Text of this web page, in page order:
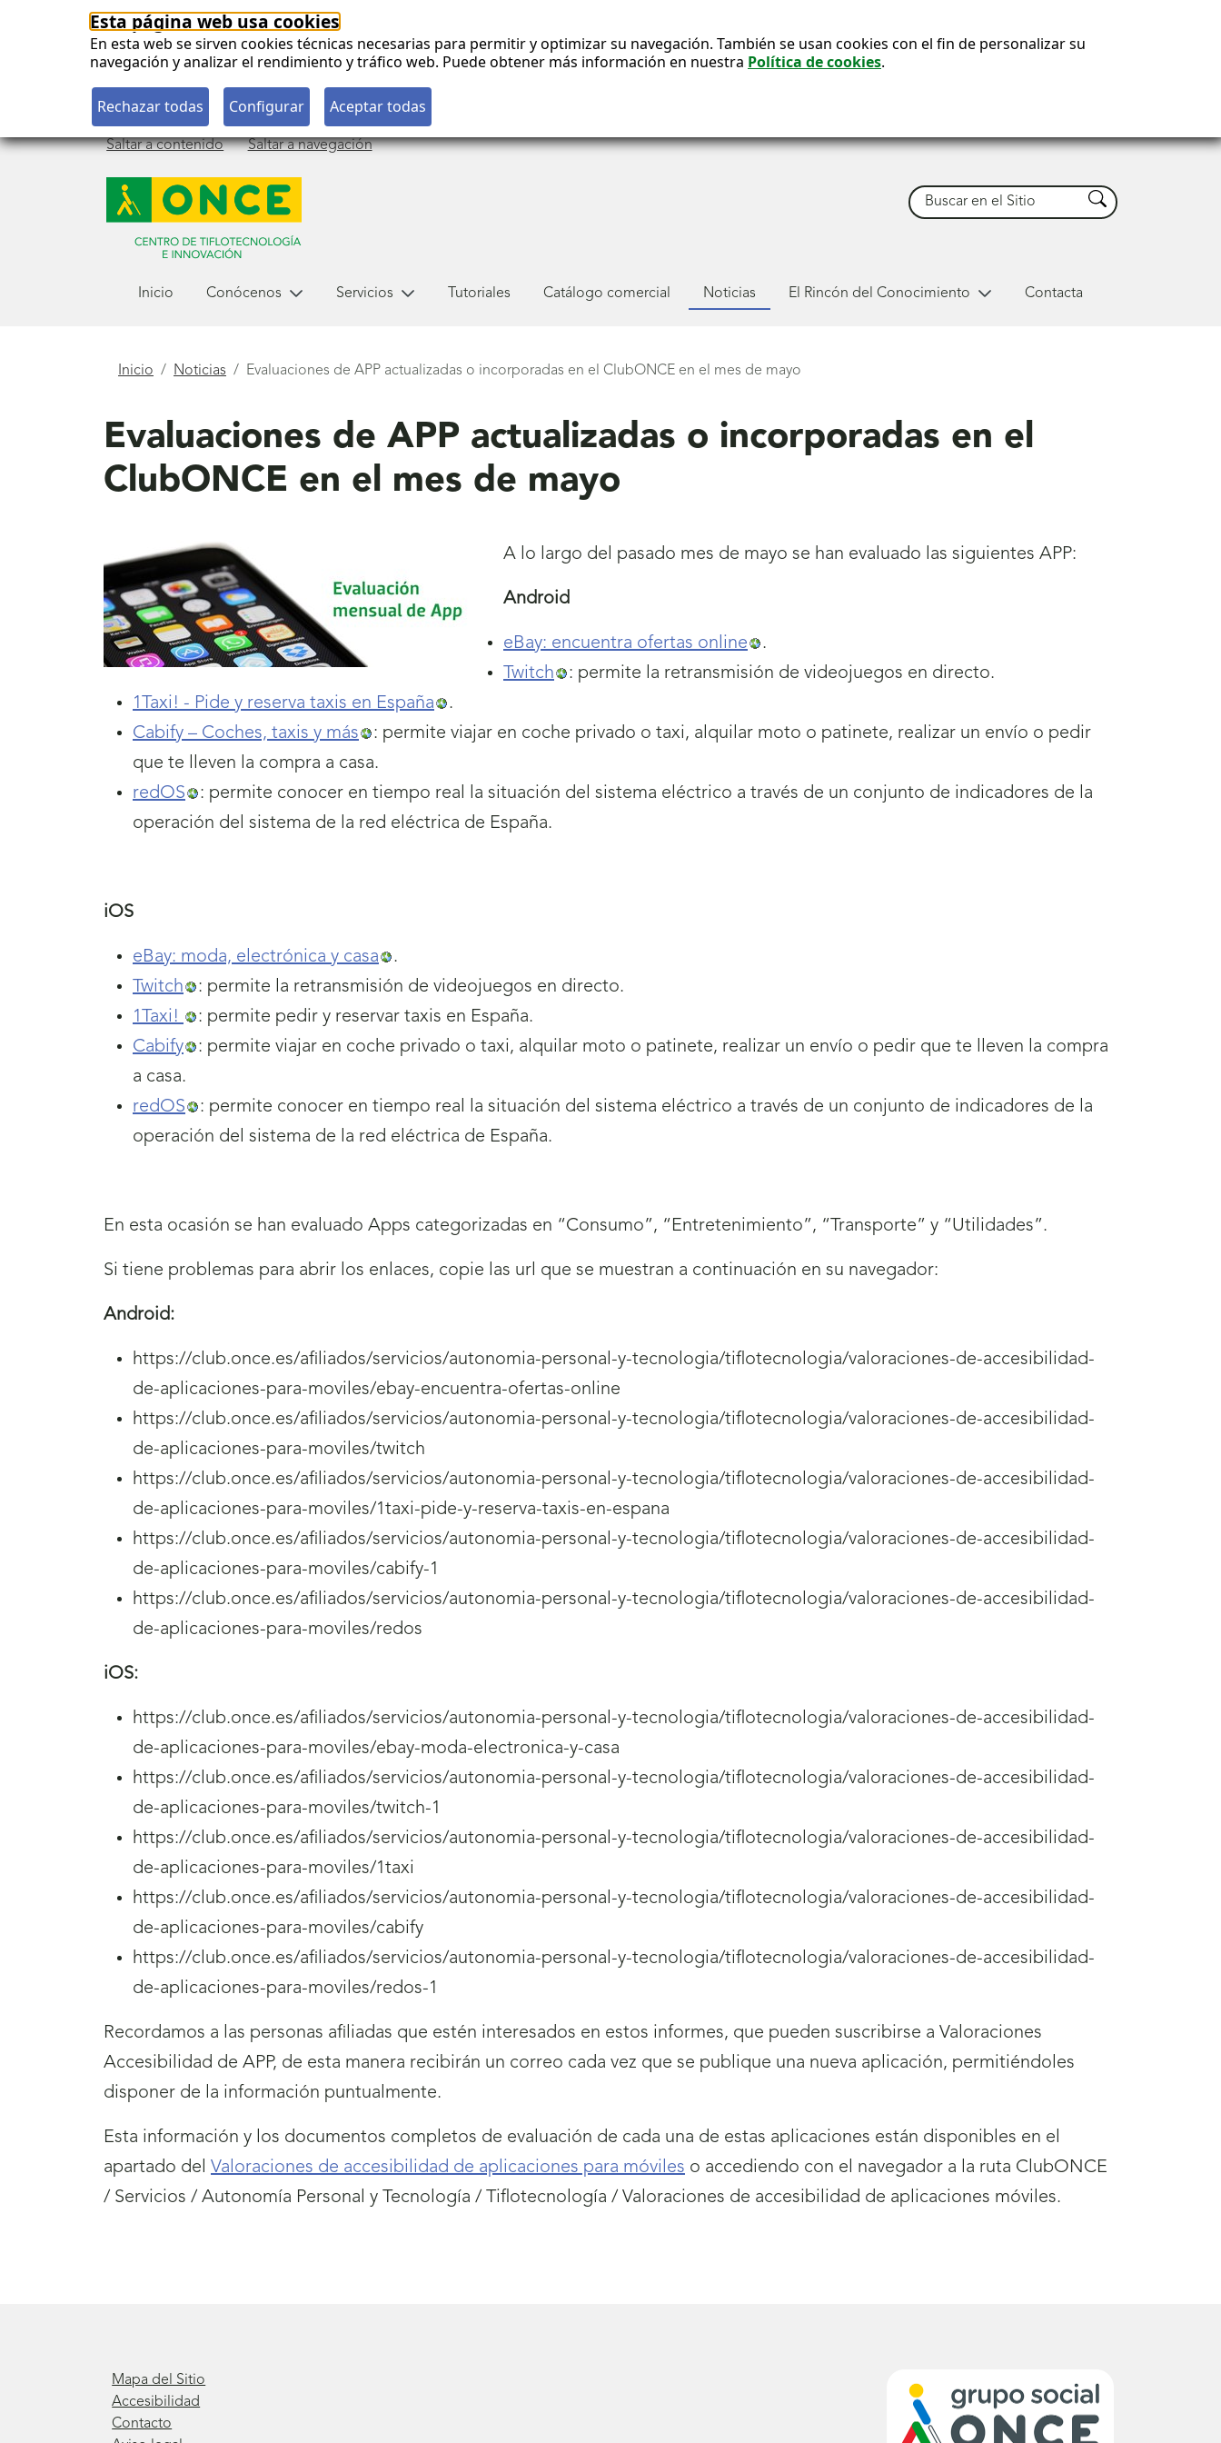
Esta página web usa cookies
En esta web se sirven cookies técnicas necesarias para permitir y optimizar su navegación. También se usan cookies con el fin de personalizar su
navegación y analizar el rendimiento y tráfico web. Puede obtener más información en nuestra Política de cookies.
Saltar a contenido Saltar a navegación
Buscar Buscar
Inicio Conócenos Servicios Tutoriales Catálogo comercial Noticias El Rincón del Conocimiento Contacta
Está
Inicio Noticias Evaluaciones de APP actualizadas o incorporadas en el ClubONCE en el mes de mayo
Evaluaciones de APP actualizadas o incorporadas en el
ClubONCE en el mes de mayo
A lo largo del pasado mes de mayo se han evaluado las siguientes APP:
Android
eBay: encuentra ofertas online
.
Twitch
: permite la retransmisión de videojuegos en directo.
1Taxi! - Pide y reserva taxis en España
.
Cabify – Coches, taxis y más
: permite viajar en coche privado o taxi, alquilar moto o patinete, realizar un envío o pedir
que te lleven la compra a casa.
redOS
: permite conocer en tiempo real la situación del sistema eléctrico a través de un conjunto de indicadores de la
operación del sistema de la red eléctrica de España.
iOS
eBay: moda, electrónica y casa
.
Twitch
: permite la retransmisión de videojuegos en directo.
1Taxi!
: permite pedir y reservar taxis en España.
Cabify
: permite viajar en coche privado o taxi, alquilar moto o patinete, realizar un envío o pedir que te lleven la compra
a casa.
redOS
: permite conocer en tiempo real la situación del sistema eléctrico a través de un conjunto de indicadores de la
operación del sistema de la red eléctrica de España.
En esta ocasión se han evaluado Apps categorizadas en “Consumo”, “Entretenimiento”, “Transporte” y “Utilidades”.
Si tiene problemas para abrir los enlaces, copie las url que se muestran a continuación en su navegador:
Android:
https://club.once.es/afiliados/servicios/autonomia-personal-y-tecnologia/tiflotecnologia/valoraciones-de-accesibilidad-
de-aplicaciones-para-moviles/ebay-encuentra-ofertas-online
https://club.once.es/afiliados/servicios/autonomia-personal-y-tecnologia/tiflotecnologia/valoraciones-de-accesibilidad-
de-aplicaciones-para-moviles/twitch
https://club.once.es/afiliados/servicios/autonomia-personal-y-tecnologia/tiflotecnologia/valoraciones-de-accesibilidad-
de-aplicaciones-para-moviles/1taxi-pide-y-reserva-taxis-en-espana
https://club.once.es/afiliados/servicios/autonomia-personal-y-tecnologia/tiflotecnologia/valoraciones-de-accesibilidad-
de-aplicaciones-para-moviles/cabify-1
https://club.once.es/afiliados/servicios/autonomia-personal-y-tecnologia/tiflotecnologia/valoraciones-de-accesibilidad-
de-aplicaciones-para-moviles/redos
iOS:
https://club.once.es/afiliados/servicios/autonomia-personal-y-tecnologia/tiflotecnologia/valoraciones-de-accesibilidad-
de-aplicaciones-para-moviles/ebay-moda-electronica-y-casa
https://club.once.es/afiliados/servicios/autonomia-personal-y-tecnologia/tiflotecnologia/valoraciones-de-accesibilidad-
de-aplicaciones-para-moviles/twitch-1
https://club.once.es/afiliados/servicios/autonomia-personal-y-tecnologia/tiflotecnologia/valoraciones-de-accesibilidad-
de-aplicaciones-para-moviles/1taxi
https://club.once.es/afiliados/servicios/autonomia-personal-y-tecnologia/tiflotecnologia/valoraciones-de-accesibilidad-
de-aplicaciones-para-moviles/cabify
https://club.once.es/afiliados/servicios/autonomia-personal-y-tecnologia/tiflotecnologia/valoraciones-de-accesibilidad-
de-aplicaciones-para-moviles/redos-1
Recordamos a las personas afiliadas que estén interesados en estos informes, que pueden suscribirse a Valoraciones
Accesibilidad de APP, de esta manera recibirán un correo cada vez que se publique una nueva aplicación, permitiéndoles
disponer de la información puntualmente.
Esta información y los documentos completos de evaluación de cada una de estas aplicaciones están disponibles en el
apartado del Valoraciones de accesibilidad de aplicaciones para móviles o accediendo con el navegador a la ruta ClubONCE
/ Servicios / Autonomía Personal y Tecnología / Tiflotecnología / Valoraciones de accesibilidad de aplicaciones móviles.
Mapa del Sitio
Accesibilidad
Contacto